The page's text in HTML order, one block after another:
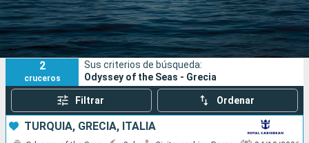
Fecha de salida
Puertos Compañías
Buscar
2
cruceros
Sus criterios de búsqueda:
Odyssey of the Seas - Grecia
Filtrar Ordenar
TURQUÍA, GRECIA, ITALIA